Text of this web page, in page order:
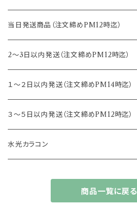
15.0mm
14.4mm
13.2mm
13.3mm
13.4mm
13.5mm
13.6mm
8.8mm
8.5mm
エヌズコレクション
トパーズ
キャンディーマジック
レヴィア
チュチュ
当日発送商品（注文締めPM12時迄）
2～3日以内発送（注文締めPM12時迄）
１～２日以内発送（注文締めPM14時迄）
３～５日以内発送（注文締めPM12時迄）
水光カラコン
商品一覧に戻る